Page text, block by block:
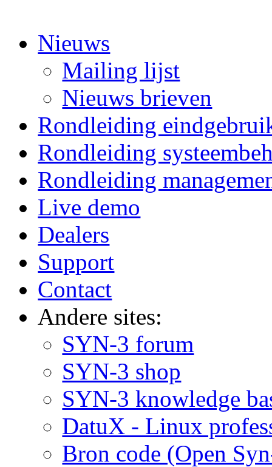
Nieuws
Mailing lijst
Nieuws brieven
Rondleiding
Rondleiding
Rondleiding
Live demo
Dealers
Support
Contact
Andere sites:
SYN-3 forum
SYN-3 shop
SYN-3 knowledge
DatuX - Linux
Bron code (Open